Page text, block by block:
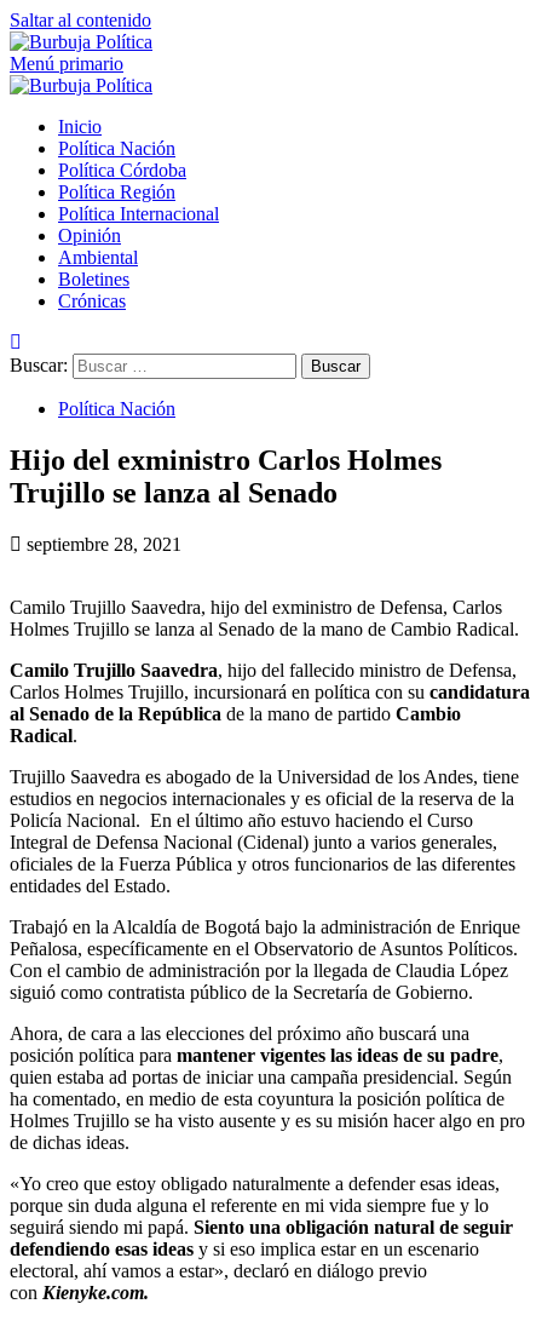
Saltar al contenido
Menú primario
Inicio
Política Nación
Política Córdoba
Política Región
Política Internacional
Opinión
Ambiental
Boletines
Crónicas
Buscar:
Política Nación
Hijo del exministro Carlos Holmes
Trujillo se lanza al Senado
septiembre 28, 2021
Camilo Trujillo Saavedra, hijo del exministro de Defensa, Carlos
Holmes Trujillo se lanza al Senado de la mano de Cambio Radical.
Camilo Trujillo Saavedra, hijo del fallecido ministro de Defensa,
Carlos Holmes Trujillo, incursionará en política con su candidatura
al Senado de la República de la mano de partido Cambio
Radical.
Trujillo Saavedra es abogado de la Universidad de los Andes, tiene
estudios en negocios internacionales y es oficial de la reserva de la
Policía Nacional. En el último año estuvo haciendo el Curso
Integral de Defensa Nacional (Cidenal) junto a varios generales,
oficiales de la Fuerza Pública y otros funcionarios de las diferentes
entidades del Estado.
Trabajó en la Alcaldía de Bogotá bajo la administración de Enrique
Peñalosa, específicamente en el Observatorio de Asuntos Políticos.
Con el cambio de administración por la llegada de Claudia López
siguió como contratista público de la Secretaría de Gobierno.
Ahora, de cara a las elecciones del próximo año buscará una
posición política para mantener vigentes las ideas de su padre,
quien estaba ad portas de iniciar una campaña presidencial. Según
ha comentado, en medio de esta coyuntura la posición política de
Holmes Trujillo se ha visto ausente y es su misión hacer algo en pro
de dichas ideas.
«Yo creo que estoy obligado naturalmente a defender esas ideas,
porque sin duda alguna el referente en mi vida siempre fue y lo
seguirá siendo mi papá. Siento una obligación natural de seguir
defendiendo esas ideas y si eso implica estar en un escenario
electoral, ahí vamos a estar», declaró en diálogo previo
con Kienyke.com.